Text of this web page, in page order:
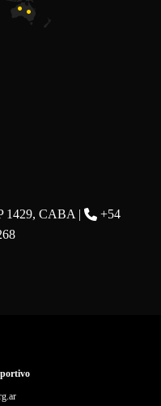
1429, CABA |
+54